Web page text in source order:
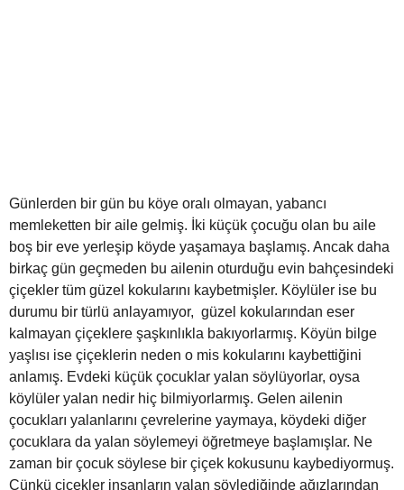
Günlerden bir gün bu köye oralı olmayan, yabancı
memleketten bir aile gelmiş. İki küçük çocuğu olan bu aile
boş bir eve yerleşip köyde yaşamaya başlamış. Ancak daha
birkaç gün geçmeden bu ailenin oturduğu evin bahçesindeki
çiçekler tüm güzel kokularını kaybetmişler. Köylüler ise bu
durumu bir türlü anlayamıyor, güzel kokularından eser
kalmayan çiçeklere şaşkınlıkla bakıyorlarmış. Köyün bilge
yaşlısı ise çiçeklerin neden o mis kokularını kaybettiğini
anlamış. Evdeki küçük çocuklar yalan söylüyorlar, oysa
köylüler yalan nedir hiç bilmiyorlarmış. Gelen ailenin
çocukları yalanlarını çevrelerine yaymaya, köydeki diğer
çocuklara da yalan söylemeyi öğretmeye başlamışlar. Ne
zaman bir çocuk söylese bir çiçek kokusunu kaybediyormuş.
Çünkü çiçekler insanların yalan söylediğinde ağızlarından